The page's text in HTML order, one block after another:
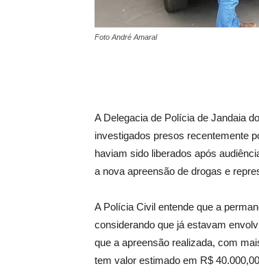
Foto André Amaral
A Delegacia de Polícia de Jandaia
investigados presos recentemente
haviam sido liberados após
a nova apreensão de drogas e
A Polícia Civil entende que a
considerando que já estavam
que a apreensão realizada, com
tem valor estimado em R$